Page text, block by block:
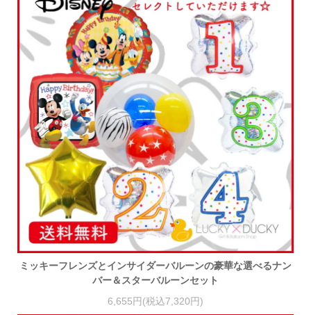
ミッキーフレンズとインサイダーバルーンの豪華な選べるナン
バー＆スターバルーンセット
6,655円(税込7,320円)